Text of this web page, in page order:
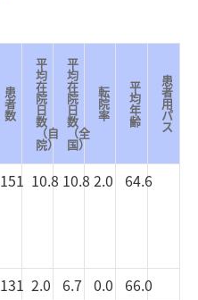
患
者
数
平
均
在
院
日
数
（自
院）
平
均
在
院
日
数
（全
国）
転
院
率
平
均
年
齢
患
者
用
パ
ス
151 10.8 10.8 2.0 64.6
131 2.0 6.7 0.0
66.0